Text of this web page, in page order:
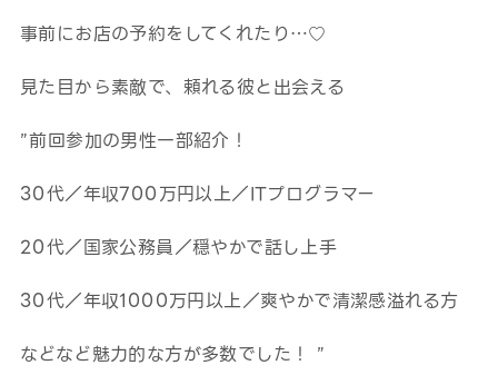
事前にお店の予約をしてくれたり…♡
見た目から素敵で、頼れる彼と出会える
”前回参加の男性一部紹介！
30代／年収700万円以上／ITプログラマー
20代／国家公務員／穏やかで話し上手
30代／年収1000万円以上／爽やかで清潔感溢れる方
などなど魅力的な方が多数でした！ ”